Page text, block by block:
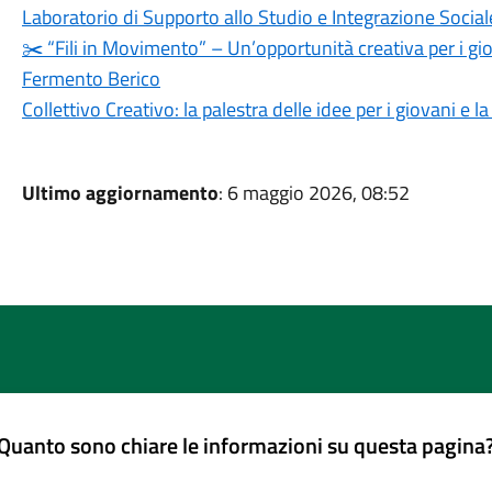
Laboratorio di Supporto allo Studio e Integrazione
✂️ “Fili in Movimento” – Un’opportunità creativa per i
Fermento Berico
Collettivo Creativo: la palestra delle idee per i giovani e
Ultimo aggiornamento: 6 maggio 2026, 08:52
sono chiare le informazioni su questa